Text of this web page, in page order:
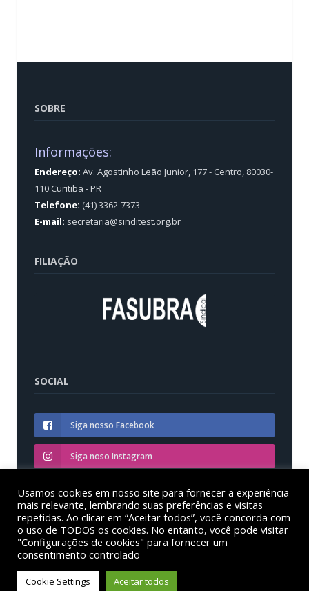
SOBRE
Informações:
Endereço: Av. Agostinho Leão Junior, 177 - Centro, 80030-
110 Curitiba - PR
Telefone: (41) 3362-7373
E-mail: secretaria@sinditest.org.br
FILIAÇÃO
SOCIAL
Siga nosso Facebook
Siga noso Instagram
Siga nosso YouTube
© Sinditest – Sindicato dos trabalhadores em educação
das instituições federais de ensino superior no estado
do Paraná
Usamos cookies em nosso site para fornecer a experiência
mais relevante, lembrando suas preferências e visitas
repetidas. Ao clicar em “Aceitar todos”, você concorda com
o uso de TODOS os cookies. No entanto, você pode visitar
"Configurações de cookies" para fornecer um
consentimento controlado
Cookie Settings Aceitar todos